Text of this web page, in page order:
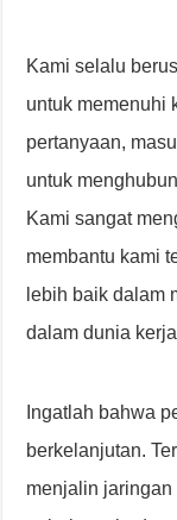
Kami selalu
untuk memenuhi
pertanyaan,
untuk
Kami sangat
membantu kami
lebih baik dalam
dalam dunia
Ingatlah bahwa
berkelanjutan.
menjalin